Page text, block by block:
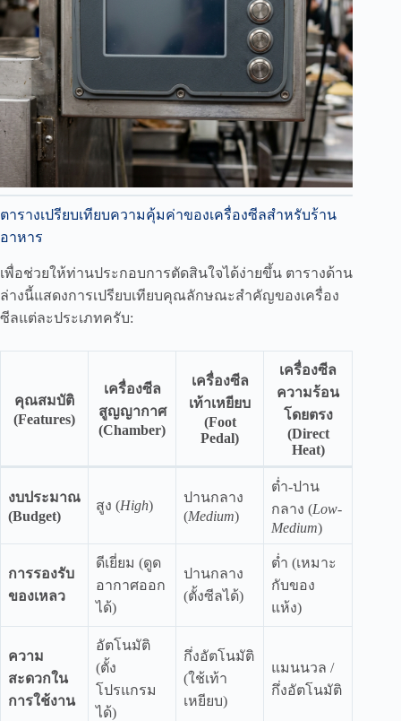
ตารางเปรียบเทียบความคุ้มค่าของเครื่องซีลสำหรับร้าน
อาหาร
เพื่อช่วยให้ท่านประกอบการตัดสินใจได้ง่ายขึ้น ตารางด้าน
ล่างนี้แสดงการเปรียบเทียบคุณลักษณะสำคัญของเครื่อง
ซีลแต่ละประเภทครับ:
คุณสมบัติ
(Features)
เครื่องซีล
สูญญากาศ
(Chamber)
เครื่องซีล
เท้าเหยียบ
(Foot
Pedal)
เครื่องซีล
ความร้อน
โดยตรง
(Direct
Heat)
งบประมาณ
(Budget)
สูง (High)
ปานกลาง
(Medium)
ต่ำ-ปาน
กลาง (Low-
Medium)
การรองรับ
ของเหลว
ดีเยี่ยม (ดูด
อากาศออก
ได้)
ปานกลาง
(ตั้งซีลได้)
ต่ำ (เหมาะ
กับของ
แห้ง)
ความ
สะดวกใน
การใช้งาน
อัตโนมัติ
(ตั้ง
โปรแกรม
ได้)
กึ่งอัตโนมัติ
(ใช้เท้า
เหยียบ)
แมนนวล /
กึ่งอัตโนมัติ